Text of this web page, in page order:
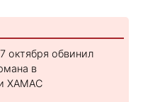
октября обвинил
в
ХАМАС